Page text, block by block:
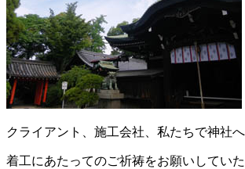
クライアント、施工会社、私たちで神社
着工にあたってのご祈祷をお願いしてい